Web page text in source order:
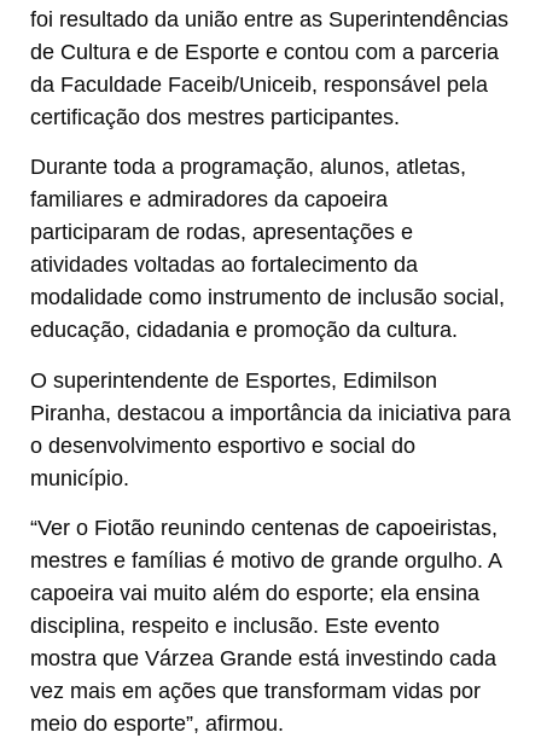
foi resultado da união entre as Superintendências
de Cultura e de Esporte e contou com a parceria
da Faculdade Faceib/Uniceib, responsável pela
certificação dos mestres participantes.
Durante toda a programação, alunos, atletas,
familiares e admiradores da capoeira
participaram de rodas, apresentações e
atividades voltadas ao fortalecimento da
modalidade como instrumento de inclusão social,
educação, cidadania e promoção da cultura.
O superintendente de Esportes, Edimilson
Piranha, destacou a importância da iniciativa para
o desenvolvimento esportivo e social do
município.
“Ver o Fiotão reunindo centenas de capoeiristas,
mestres e famílias é motivo de grande orgulho. A
capoeira vai muito além do esporte; ela ensina
disciplina, respeito e inclusão. Este evento
mostra que Várzea Grande está investindo cada
vez mais em ações que transformam vidas por
meio do esporte”, afirmou.